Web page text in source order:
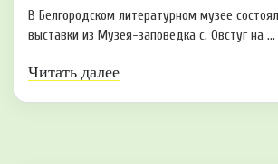
В Белгородском литературном музее
выставки из Музея-заповедка с. Овстуг на ...
Читать далее